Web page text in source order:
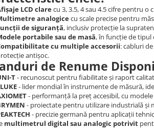
LCD clarecu 3, 3.5, 4 sau 4.5 cifre pentru o
analogicecu scale precise pentru
de siguranță, inclusiv protecție la
portabile sau de masă, în funcție de tipul
cu multiple accesorii: cabluri
antișoc.
de Renume
T- recunoscut pentru fiabilitate și raport
- lider mondial în instrumente de măsură,
- performanță la preț accesibil, cu
- proiectate pentru utilizare industrială și
- precizie germană pentru aplicații
multimetrul digital sau analogic potrivit